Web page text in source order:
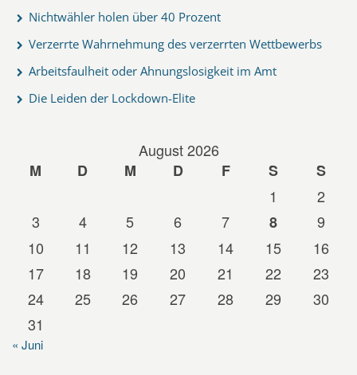
Nichtwähler holen über 40 Prozent
Verzerrte Wahrnehmung des verzerrten Wettbewerbs
Arbeitsfaulheit oder Ahnungslosigkeit im Amt
Die Leiden der Lockdown-Elite
August 2026
M
D M D F S
S
1
2
3
4 5 6 7 8
9
10
11 12 13 14 15
16
17
18 19 20 21 22
23
24
25 26 27 28 29
30
31
« Juni